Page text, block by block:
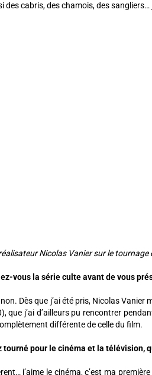
des cabris, des chamois, des
Nicolas Vanier sur le
vous la série culte avant de vous
Dès que j’ai été pris, Nicolas
que j’ai d’ailleurs pu rencontrer
différente de celle du film.
tourné pour le cinéma et la télévision,
j’aime le cinéma, c’est ma